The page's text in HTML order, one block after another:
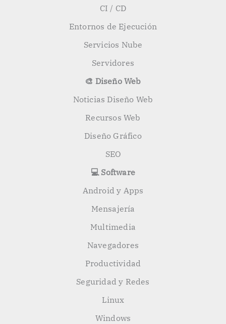
CI / CD
Entornos de Ejecución
Servicios Nube
Servidores
🎨 Diseño Web
Noticias Diseño Web
Recursos Web
Diseño Gráfico
SEO
💻 Software
Android y Apps
Mensajería
Multimedia
Navegadores
Productividad
Seguridad y Redes
Linux
Windows